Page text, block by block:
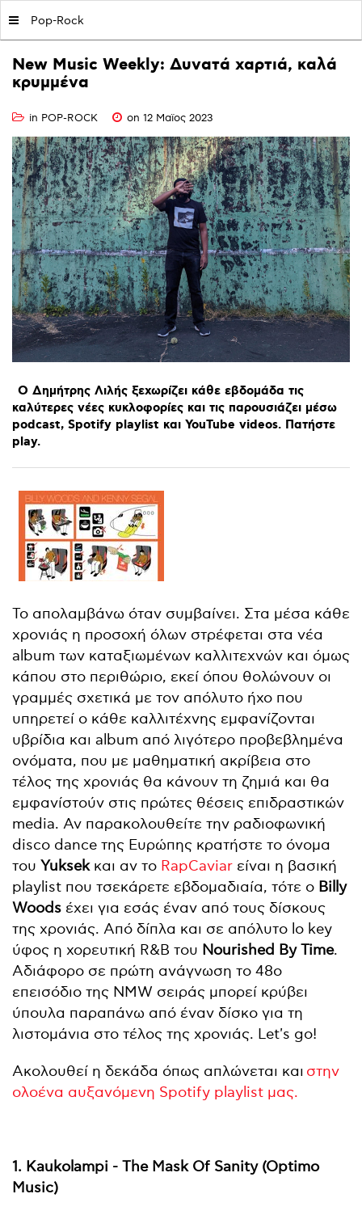
Pop-Rock
New Music Weekly: Δυνατά χαρτιά, καλά
κρυμμένα
in POP-ROCK on 12 Μαϊος 2023
Ο Δημήτρης Λιλής ξεχωρίζει κάθε εβδομάδα τις
καλύτερες νέες κυκλοφορίες και τις παρουσιάζει μέσω
podcast, Spotify playlist και YouTube videos. Πατήστε
play.
Το απολαμβάνω όταν συμβαίνει. Στα μέσα κάθε
χρονιάς η προσοχή όλων στρέφεται στα νέα
album των καταξιωμένων καλλιτεχνών και όμως
κάπου στο περιθώριο, εκεί όπου θολώνουν οι
γραμμές σχετικά με τον απόλυτο ήχο που
υπηρετεί ο κάθε καλλιτέχνης εμφανίζονται
υβρίδια και album από λιγότερο προβεβλημένα
ονόματα, που με μαθηματική ακρίβεια στο
τέλος της χρονιάς θα κάνουν τη ζημιά και θα
εμφανίστούν στις πρώτες θέσεις επιδραστικών
media. Αν παρακολουθείτε την ραδιοφωνική
disco dance της Ευρώπης κρατήστε το όνομα
του Yuksekκαι αν το RapCaviar είναι η βασική
playlist που τσεκάρετε εβδομαδιαία, τότε ο Billy
Woods έχει για εσάς έναν από τους δίσκους
της χρονιάς. Από δίπλα και σε απόλυτο lo key
ύφος η χορευτική R&B του Nourished By Time.
Αδιάφορο σε πρώτη ανάγνωση το 48ο
επεισόδιο της NMW σειράς μπορεί κρύβει
ύπουλα παραπάνω από έναν δίσκο για τη
λιστομάνια στο τέλος της χρονιάς. Let's go!
Ακολουθεί η δεκάδα όπως απλώνεται και στην
ολοένα αυξανόμενη Spotify playlist μας.
1. Kaukolampi - The Mask Of Sanity (Optimo
Music)